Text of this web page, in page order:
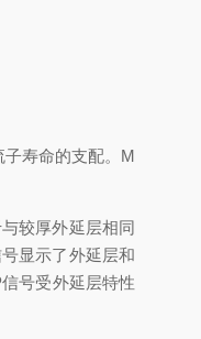
寿命的支配。M
与较厚外延层相同
号显示了外延层和
信号受外延层特性